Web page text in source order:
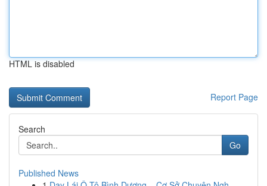
HTML is disabled
Report Page
Search
Go
Published News